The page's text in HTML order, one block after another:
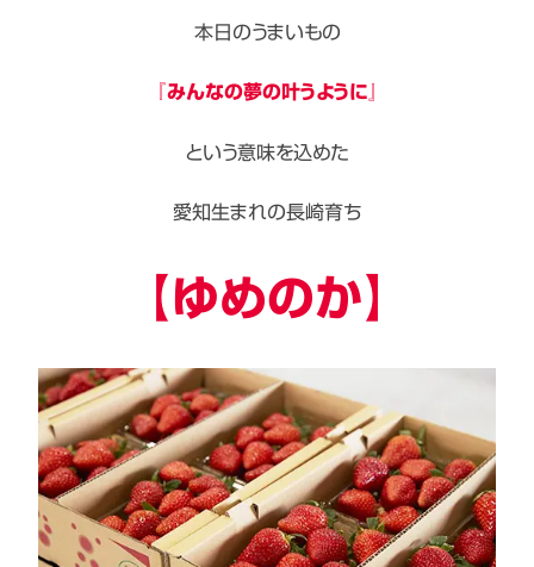
本日のうまいもの
『みんなの夢の叶うように』
という意味を込めた
愛知生まれの長崎育ち
【ゆめのか】